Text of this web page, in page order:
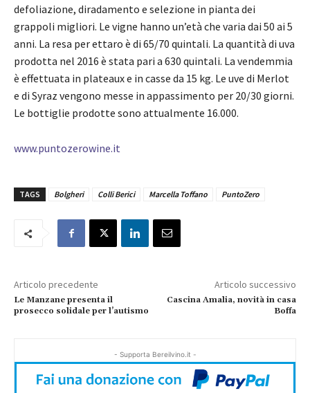
defoliazione, diradamento e selezione in pianta dei
grappoli migliori. Le vigne hanno un’età che varia dai 50 ai 5
anni. La resa per ettaro è di 65/70 quintali. La quantità di uva
prodotta nel 2016 è stata pari a 630 quintali. La vendemmia
è effettuata in plateaux e in casse da 15 kg. Le uve di Merlot
e di Syraz vengono messe in appassimento per 20/30 giorni.
Le bottiglie prodotte sono attualmente 16.000.
www.puntozerowine.it
TAGS Bolgheri Colli Berici Marcella Toffano PuntoZero
Articolo precedente
Le Manzane presenta il
prosecco solidale per l’autismo
Articolo successivo
Cascina Amalia, novità in casa
Boffa
- Supporta Bereilvino.it -